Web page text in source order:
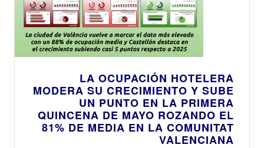
LA OCUPACIÓN HOTELERA
MODERA SU CRECIMIENTO Y SUBE
UN PUNTO EN LA PRIMERA
QUINCENA DE MAYO ROZANDO EL
81% DE MEDIA EN LA COMUNITAT
VALENCIANA